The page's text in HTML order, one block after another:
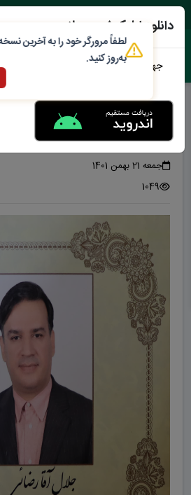
شهردار سابق مهندس جلال آقارضائی
شهردار سابق جلال
جمعه 21 بهمن 1401
1049
دانلود اپلیکیشن محلات من
جهت دانلود نرم افزار محلات من می
به‌روز کنید.